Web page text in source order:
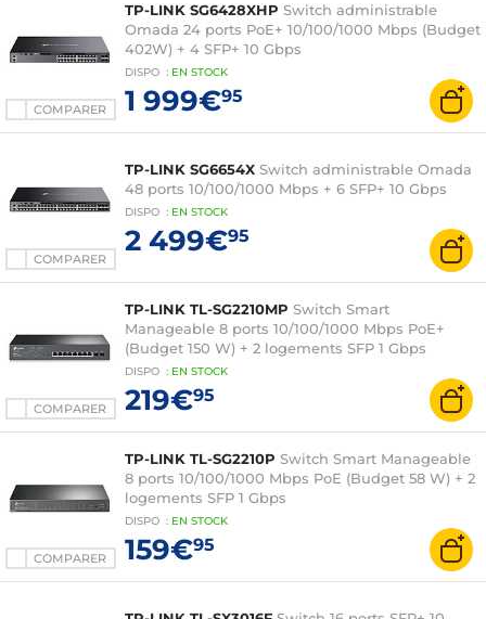
COMPARER
TP-LINK SG6428XHP Switch administrable
Omada 24 ports PoE+ 10/100/1000 Mbps (Budget
402W) + 4 SFP+ 10 Gbps
DISPO : EN STOCK
1 999€95
COMPARER
TP-LINK SG6654X Switch administrable Omada
48 ports 10/100/1000 Mbps + 6 SFP+ 10 Gbps
DISPO : EN STOCK
2 499€95
COMPARER
TP-LINK TL-SG2210MP Switch Smart
Manageable 8 ports 10/100/1000 Mbps PoE+
(Budget 150 W) + 2 logements SFP 1 Gbps
DISPO : EN STOCK
219€95
COMPARER
TP-LINK TL-SG2210P Switch Smart Manageable
8 ports 10/100/1000 Mbps PoE (Budget 58 W) + 2
logements SFP 1 Gbps
DISPO : EN STOCK
159€95